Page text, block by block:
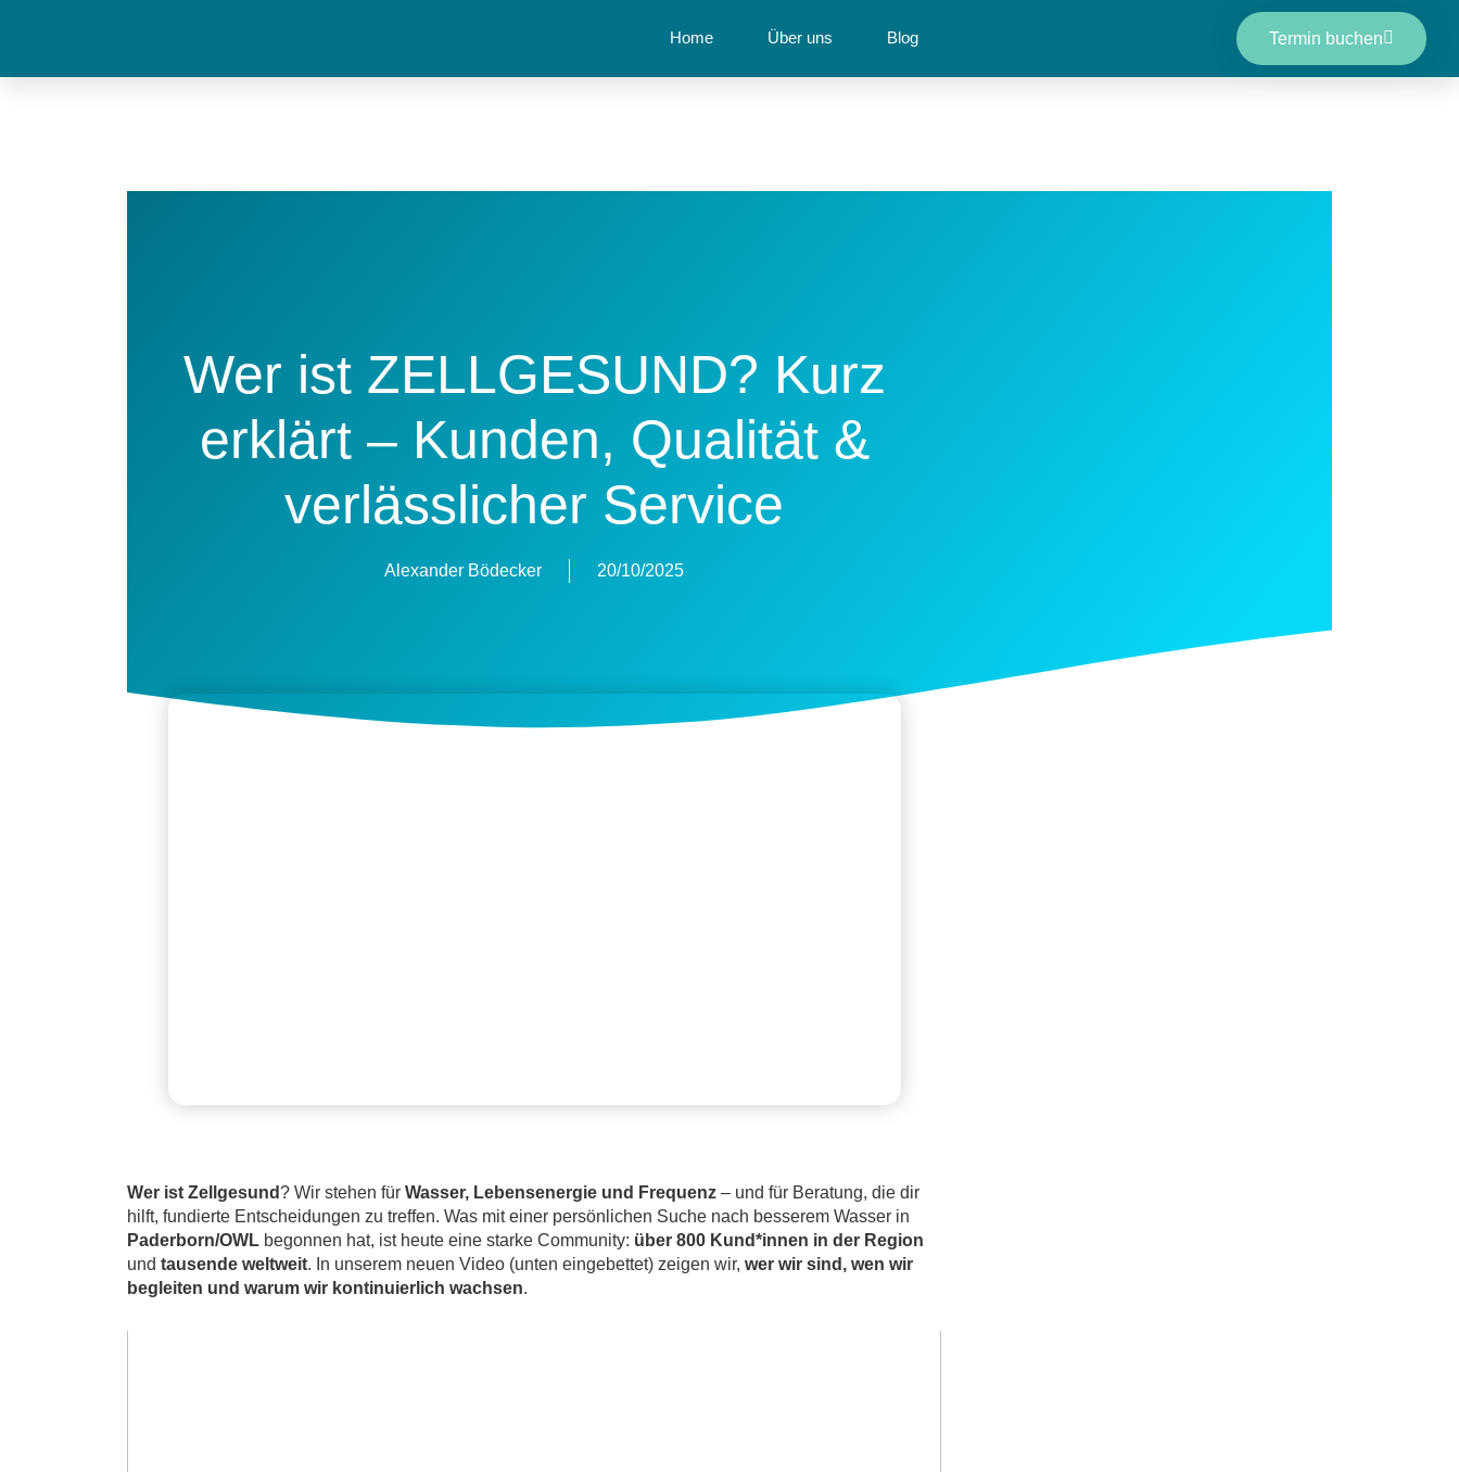
Home Über uns Blog Termin buchen
Wer ist ZELLGESUND? Kurz
erklärt – Kunden, Qualität &
verlässlicher Service
Alexander Bödecker 20/10/2025
Wer ist Zellgesund? Wir stehen für Wasser, Lebensenergie und Frequenz – und für Beratung, die dir
hilft, fundierte Entscheidungen zu treffen. Was mit einer persönlichen Suche nach besserem Wasser in
Paderborn/OWL begonnen hat, ist heute eine starke Community: über 800 Kund*innen in der Region
und tausende weltweit. In unserem neuen Video (unten eingebettet) zeigen wir, wer wir sind, wen wir
begleiten und warum wir kontinuierlich wachsen.